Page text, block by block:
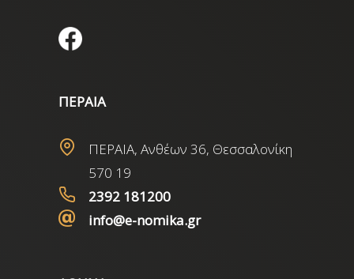
ΠΕΡΑΙΑ
ΠΕΡΑΙΑ, Ανθέων 36, Θεσσαλονίκη
570 19
2392 181200
info@e-nomika.gr